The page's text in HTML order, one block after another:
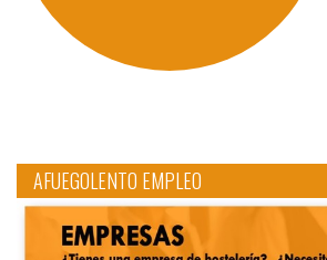
AFUEGOLENTO EMPLEO